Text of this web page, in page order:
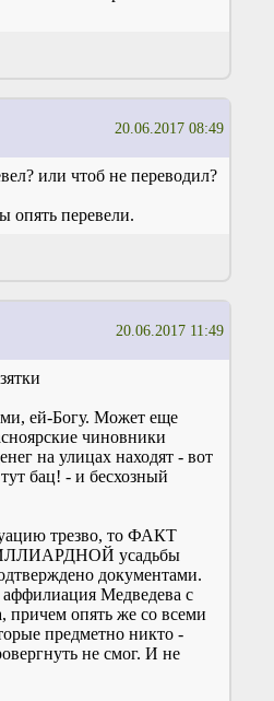
20.06.2017 08:49
или чтоб не переводил?
опять перевели.
20.06.2017 11:49
ей-Богу. Может еще
чиновники
на улицах находят - вот
бац! - и бесхозный
трезво, то ФАКТ
усадьбы
документами.
Медведева с
причем опять же со всеми
предметно никто -
не смог. И не